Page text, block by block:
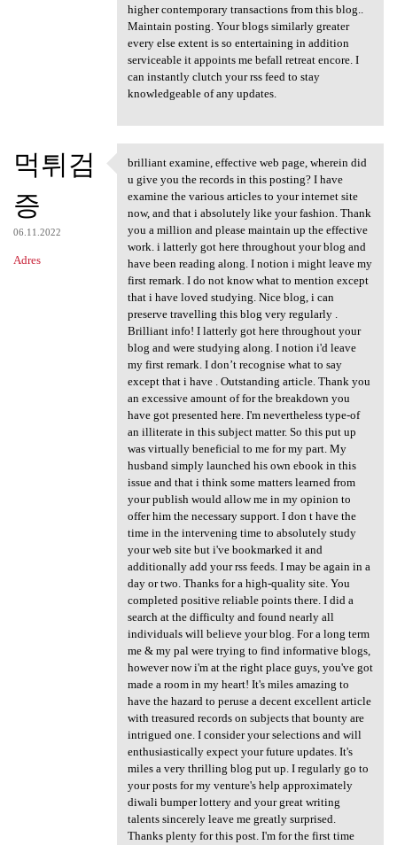
higher contemporary transactions from this blog..
Maintain posting. Your blogs similarly greater
every else extent is so entertaining in addition
serviceable it appoints me befall retreat encore. I
can instantly clutch your rss feed to stay
knowledgeable of any updates.
먹튀검
증
06.11.2022
Adres
brilliant examine, effective
brilliant examine, effective web page, wherein did
u give you the records in this posting? I have
examine the various articles to your internet site
now, and that i absolutely like your fashion. Thank
you a million and please maintain up the effective
work. i latterly got here throughout your blog and
have been reading along. I notion i might leave my
first remark. I do not know what to mention except
that i have loved studying. Nice blog, i can
preserve travelling this blog very regularly .
Brilliant info! I latterly got here throughout your
blog and were studying along. I notion i'd leave
my first remark. I don’t recognise what to say
except that i have . Outstanding article. Thank you
an excessive amount of for the breakdown you
have got presented here. I'm nevertheless type-of
an illiterate in this subject matter. So this put up
was virtually beneficial to me for my part. My
husband simply launched his own ebook in this
issue and that i think some matters learned from
your publish would allow me in my opinion to
offer him the necessary support. I don t have the
time in the intervening time to absolutely study
your web site but i've bookmarked it and
additionally add your rss feeds. I may be again in a
day or two. Thanks for a high-quality site. You
completed positive reliable points there. I did a
search at the difficulty and found nearly all
individuals will believe your blog. For a long term
me & my pal were trying to find informative blogs,
however now i'm at the right place guys, you've got
made a room in my heart! It's miles amazing to
have the hazard to peruse a decent excellent article
with treasured records on subjects that bounty are
intrigued one. I consider your selections and will
enthusiastically expect your future updates. It's
miles a very thrilling blog put up. I regularly go to
your posts for my venture's help approximately
diwali bumper lottery and your great writing
talents sincerely leave me greatly surprised.
Thanks plenty for this post. I'm for the first time